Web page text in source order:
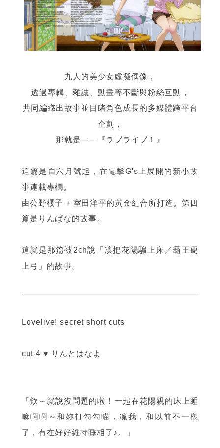
九人的美少女虛擬偶像，
透過專輯、雜誌、動畫等不斷與粉絲互動，
共同編織出故事並目睹角色成長的多媒體跨平台
企劃，
那就是——『ラブライブ！』
這篇是自六月號起，在電擊G's上展開的新小故
事連載專欄。
由公野櫻子 + 室田洋平的黃金組合所打造。第四
篇是りんぱな的故事。
這就是那篇被2ch說「凜把花陽騙上床／霸王硬
上弓」的故事。
Lovelive! secret short cuts
cut 4 ♥ りんとはなよ
「欸～就說沒問題的啦！一起在花陽親的床上睡
嘛啊啊～和妳打勾勾喵，凜我，和以前不一樣
了，有在好好維持睡相了♪。」